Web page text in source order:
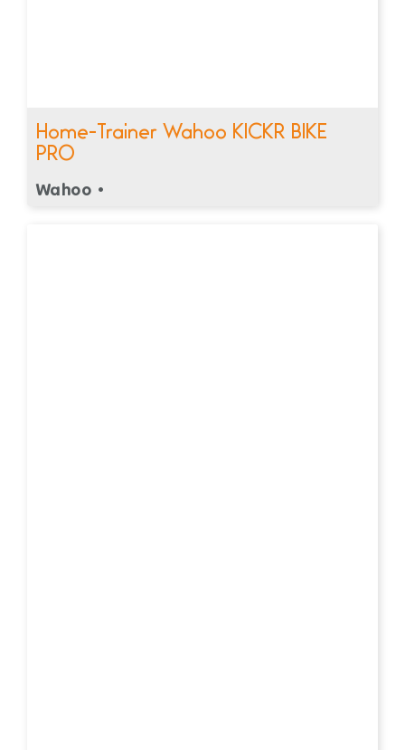
Home-Trainer Wahoo KICKR BIKE
PRO
Wahoo •